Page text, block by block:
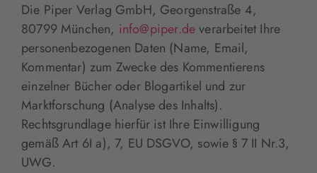
Die Piper Verlag GmbH, Georgenstraße 4,
80799 München, info@piper.deverarbeitet Ihre
personenbezogenen Daten (Name, Email,
Kommentar) zum Zwecke des Kommentierens
einzelner Bücher oder Blogartikel und zur
Marktforschung (Analyse des Inhalts).
Rechtsgrundlage hierfür ist Ihre Einwilligung
gemäß Art 6I a), 7, EU DSGVO, sowie § 7 II Nr.3,
UWG.